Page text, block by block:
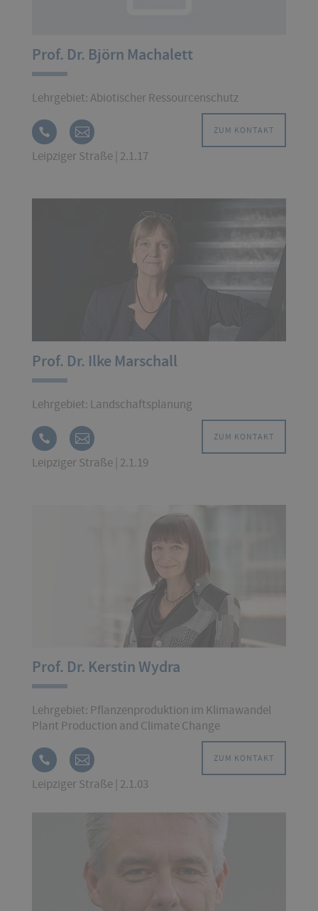
Prof. Dr. Björn Machalett
Lehrgebiet: Abiotischer Ressourcenschutz
Leipziger Straße | 2.1.17
ZUM KONTAKT
Prof. Dr. Ilke Marschall
Lehrgebiet: Landschaftsplanung
Leipziger Straße | 2.1.19
ZUM KONTAKT
Prof. Dr. Kerstin Wydra
Lehrgebiet: Pflanzenproduktion im Klimawandel
Plant Production and Climate Change
Leipziger Straße | 2.1.03
ZUM KONTAKT